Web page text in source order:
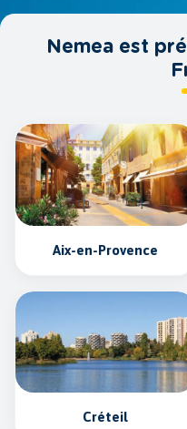
Nemea est
Aix-en-Provence
Créteil